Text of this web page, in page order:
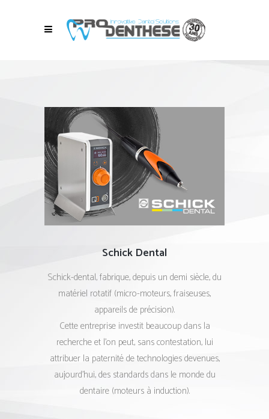
Schick Dental
Schick-dental, fabrique, depuis un demi siècle, du
matériel rotatif (micro-moteurs, fraiseuses,
appareils de précision).
Cette entreprise investit beaucoup dans la
recherche et l’on peut, sans contestation, lui
attribuer la paternité de technologies devenues,
aujourd’hui, des standards dans le monde du
dentaire (moteurs à induction).